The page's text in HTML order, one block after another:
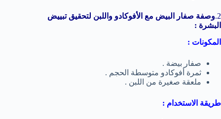
2. وصفة صفار البيض مع الأفوكادو واللبن لتحقيق تبييض
البشرة :
المكونات :
صفار بيضة .
ثمرة أفوكادو متوسطة الحجم .
ملعقة صغيرة من اللبن .
طريقة الاستخدام :